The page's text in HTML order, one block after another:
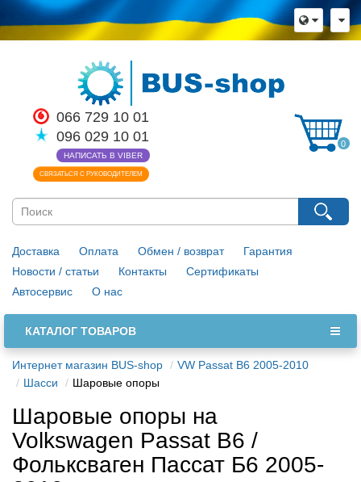
066 729 10 01
096 029 10 01
НАПИСАТЬ В VIBER
СВЯЗАТЬСЯ С РУКОВОДИТЕЛЕМ
0
Доставка Оплата Обмен / возврат
Гарантия
Новости / статьи
Контакты
Сертификаты
Автосервис
О нас
КАТАЛОГ ТОВАРОВ
Интернет магазин BUS-shop
VW Passat B6 2005-2010
Шасси
Шаровые опоры
×
Язык магазина
Выберите пожалуйста язык магазина
Русский
Українська
Закрыть
Шаровые опоры на
Volkswagen Passat B6 /
Фольксваген Пассат Б6 2005-